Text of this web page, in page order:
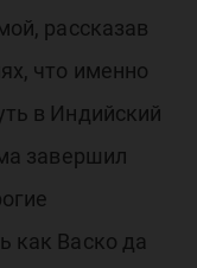
рассказав
что именно
в Индийский
завершил
как Васко да